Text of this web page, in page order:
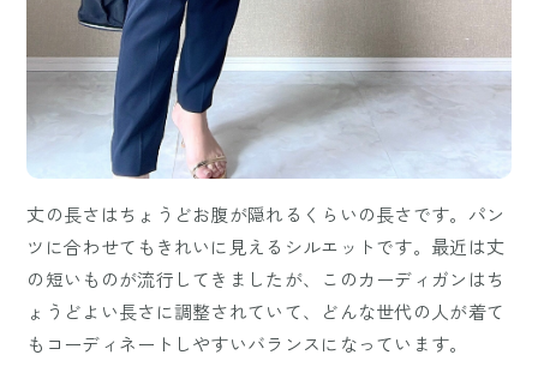
丈の長さはちょうどお腹が隠れるくらいの長さです。パン
ツに合わせてもきれいに見えるシルエットです。最近は丈
の短いものが流行してきましたが、このカーディガンはち
ょうどよい長さに調整されていて、どんな世代の人が着て
もコーディネートしやすいバランスになっています。